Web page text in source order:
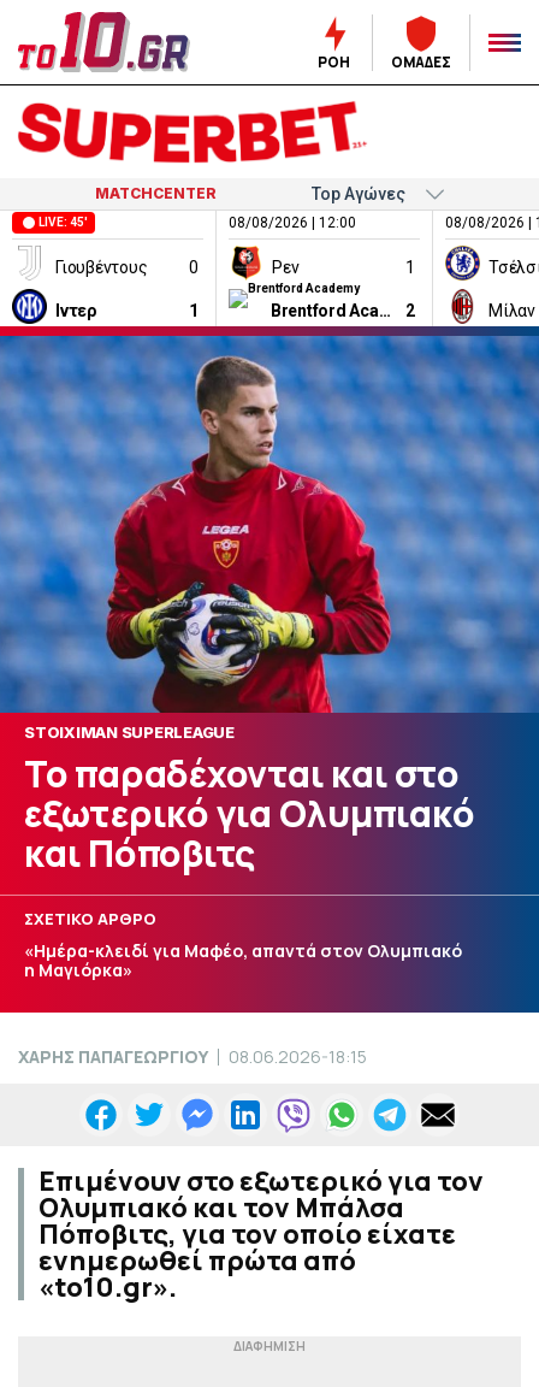
ΡΟΗ ΟΜΑΔΕΣ
MATCHCENTER
08/08/2026 | 12:00
Ρεν 1
Brentford Academy 2
LIVE: 45'
Γιουβέντους 0
Ιντερ 1
08/08/2026 |
Μίλαν
STOIXIMAN SUPERLEAGUE
Το παραδέχονται και στο
εξωτερικό για Ολυμπιακό
και Πόποβιτς
ΣΧΕΤΙΚΟ ΑΡΘΡΟ
«Ημέρα-κλειδί για Μαφέο, απαντά στον Ολυμπιακό
η Μαγιόρκα»
ΧΑΡΗΣ ΠΑΠΑΓΕΩΡΓΙΟΥ 08.06.2026-18:15
Επιμένουν στο εξωτερικό για τον
Ολυμπιακό και τον Μπάλσα
Πόποβιτς, για τον οποίο είχατε
ενημερωθεί πρώτα από
«to10.gr».